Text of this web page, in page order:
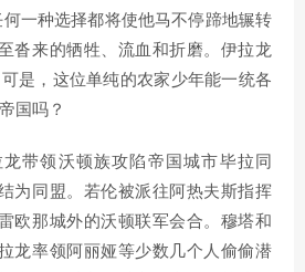
一种选择都将使他马不停蹄地辗转
沓来的牺牲、流血和折磨。伊拉龙
是，这位单纯的农家少年能一统各
国吗？
龙带领沃顿族攻陷帝国城市毕拉同
为同盟。若伦被派往阿热夫斯指挥
欧那城外的沃顿联军会合。穆塔和
龙率领阿丽娅等少数几个人偷偷潜